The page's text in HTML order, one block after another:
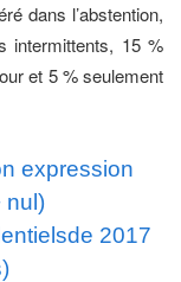
dans l’abstention,
intermittents, 15 %
et 5 % seulement
expression
nul)
2017